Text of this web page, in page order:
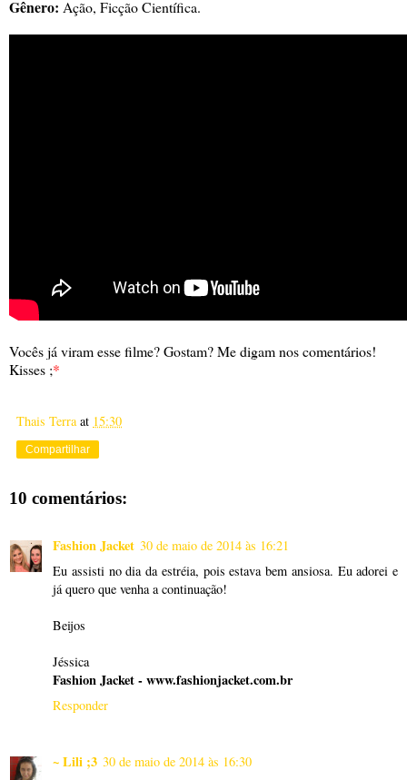
Gênero: Ação, Ficção Científica.
Vocês já viram esse filme? Gostam? Me digam nos comentários!
Kisses ;*
Thais Terra at 15:30
Compartilhar
10 comentários:
Fashion Jacket 30 de maio de 2014 às 16:21
Eu assisti no dia da estréia, pois estava bem ansiosa. Eu adorei e
já quero que venha a continuação!
Beijos
Jéssica
Fashion Jacket - www.fashionjacket.com.br
Responder
~ Lili ;3 30 de maio de 2014 às 16:30